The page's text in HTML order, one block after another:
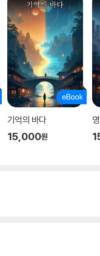
기억의 바다
15,000원